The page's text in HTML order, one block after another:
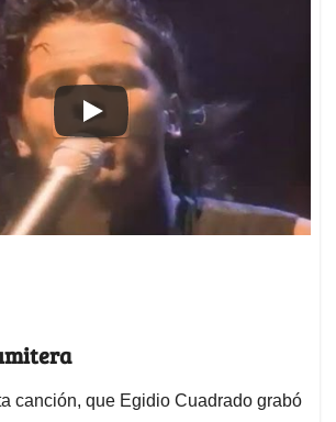
canción, que Egidio Cuadrado grabó